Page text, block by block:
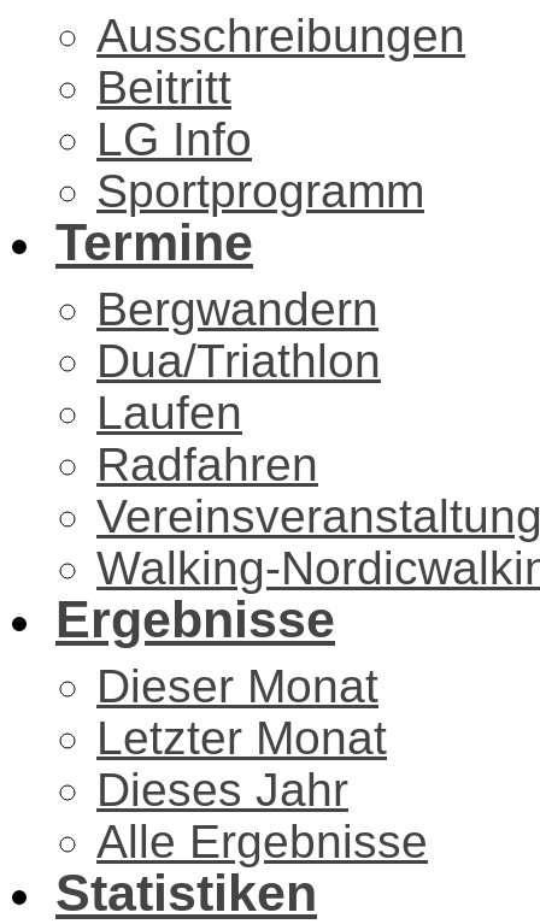
Ausschreibungen
Beitritt
LG Info
Sportprogramm
Termine
Bergwandern
Dua/Triathlon
Laufen
Radfahren
Walking-
Ergebnisse
Dieser Monat
Letzter Monat
Dieses Jahr
Alle Ergebnisse
Statistiken